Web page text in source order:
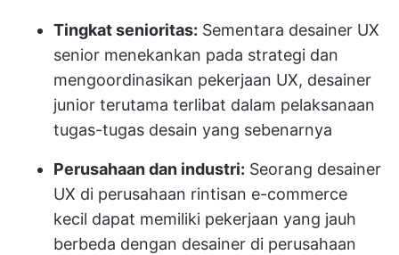
Tingkat senioritas: Sementara desainer UX
senior menekankan pada strategi dan
mengoordinasikan pekerjaan UX, desainer
junior terutama terlibat dalam pelaksanaan
tugas-tugas desain yang sebenarnya
Perusahaan dan industri: Seorang desainer
UX di perusahaan rintisan e-commerce
kecil dapat memiliki pekerjaan yang jauh
berbeda dengan desainer di perusahaan